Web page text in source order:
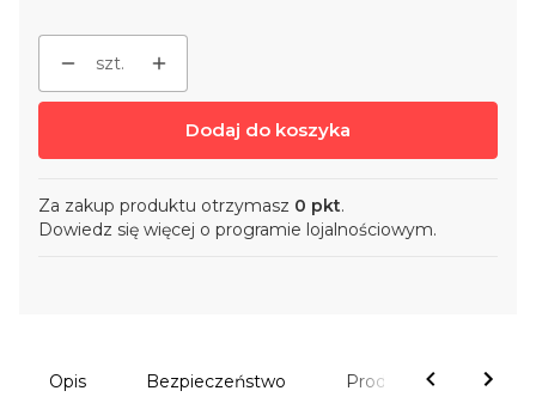
szt.
Dodaj do koszyka
Za zakup produktu otrzymasz 0 pkt.
Dowiedz się więcej o programie lojalnościowym.
Opis Bezpieczeństwo Produkty powiązane